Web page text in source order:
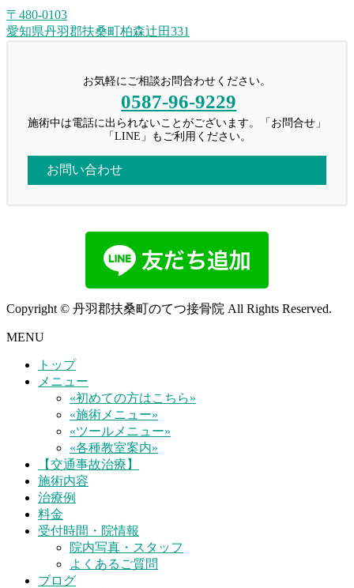
〒480-0103
愛知県丹羽郡扶桑町柏森辻田331
お気軽にご相談お問合わせください。
0587-96-9229
施術中は電話に出られないことがございます。「お問合せ」
「LINE」もご利用ください。
お問い合わせ
Copyright © 丹羽郡扶桑町のてつ接骨院 All Rights Reserved.
MENU
トップ
メニュー
«初めての方はこちら»
«施術メニュー»
«ツールメニュー»
«各種教室案内»
【交通事故治療】
施術内容
治療例
料金
受付時間・院情報
院内写真・スタッフ
よくあるご質問
ブログ